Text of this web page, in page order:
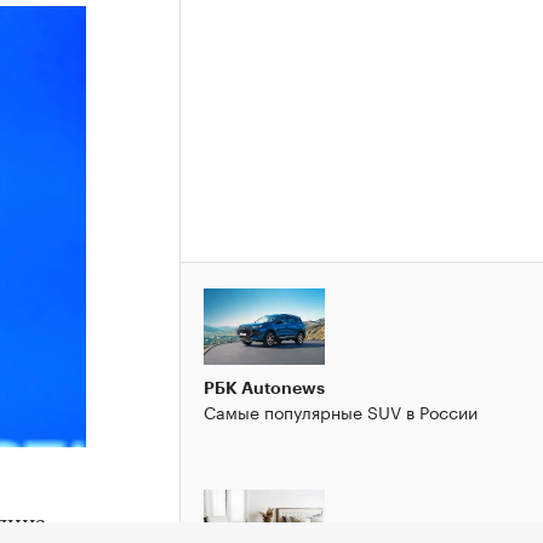
РБК Autonews
Самые популярные SUV в России